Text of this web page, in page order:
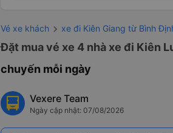
Vé xe khách xe đi Kiên Giang từ Bình
Đặt mua vé xe 4 nhà xe đi Kiên
chuyến mỗi ngày
Vexere Team
Ngày cập nhật: 07/08/2026